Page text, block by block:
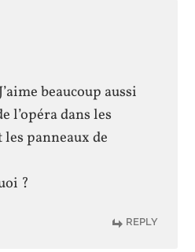
beaucoup aussi
l’opéra dans les
panneaux de
?
REPLY